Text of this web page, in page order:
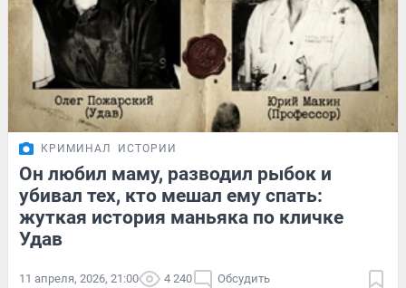
КРИМИНАЛ ИСТОРИИ
Он любил маму, разводил рыбок и
убивал тех, кто мешал ему спать:
жуткая история маньяка по кличке
Удав
11 апреля, 2026, 21:00 4 240 Обсудить